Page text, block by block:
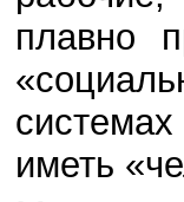
плавно
иметь